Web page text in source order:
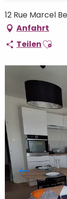
12 Rue Marcel
Anfahrt
Teilen